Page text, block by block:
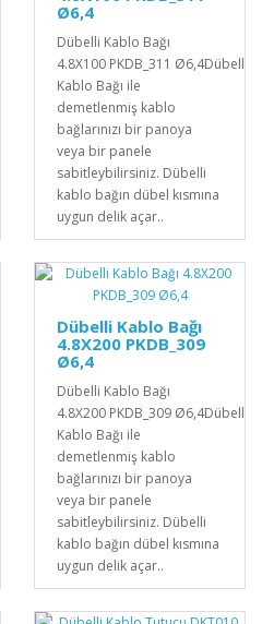
Ø6,4
Dübelli Kablo Bağı
4.8X100 PKDB_311 Ø6,4Dübelli
Kablo Bağı ile
demetlenmiş kablo
bağlarınızı bir panoya
veya bir panele
sabitleybilirsiniz. Dübelli
kablo bağın dübel kısmına
uygun delik açar..
Dübelli Kablo Bağı
4.8X200 PKDB_309
Ø6,4
Dübelli Kablo Bağı
4.8X200 PKDB_309 Ø6,4Dübelli
Kablo Bağı ile
demetlenmiş kablo
bağlarınızı bir panoya
veya bir panele
sabitleybilirsiniz. Dübelli
kablo bağın dübel kısmına
uygun delik açar..